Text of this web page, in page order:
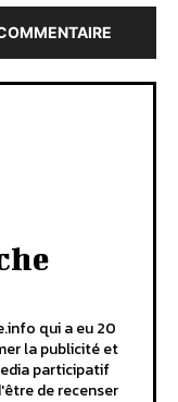
qui a eu 20
la publicité et
participatif
de recenser